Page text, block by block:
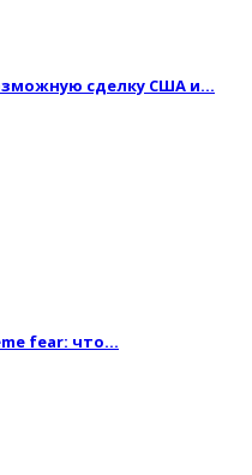
сделку США и…
fear: что…